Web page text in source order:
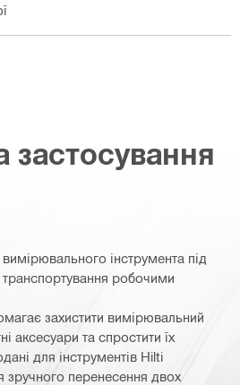
застосування
інструмента під
транспортування робочими
захистити вимірювальний
аксесуари та спростити їх
для інструментів Hilti
зручного перенесення двох